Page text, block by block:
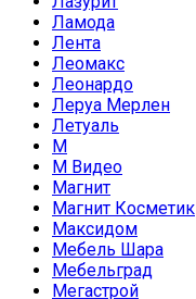
Ламода
Лента
Леомакс
Леонардо
Леруа Мерлен
Летуаль
М
М Видео
Магнит
Магнит Косметик
Максидом
Мебель Шара
Мебельград
Мегастрой